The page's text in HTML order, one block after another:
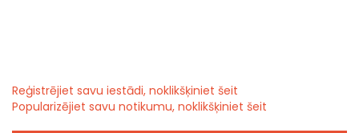
Reģistrējiet savu iestādi, noklikšķiniet šeit
Popularizējiet savu notikumu, noklikšķiniet šeit